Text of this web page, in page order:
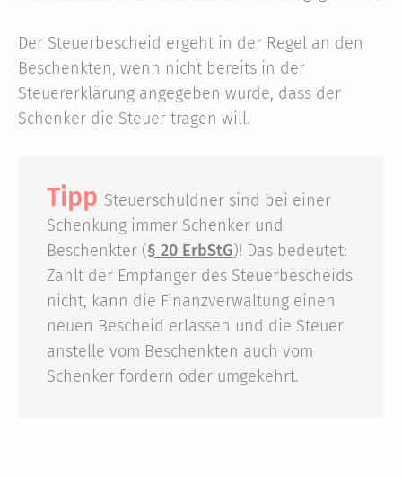
Der Steuerbescheid ergeht in der Regel an den
Beschenkten, wenn nicht bereits in der
Steuererklärung angegeben wurde, dass der
Schenker die Steuer tragen will.
Tipp Steuerschuldner sind bei einer
Schenkung immer Schenker und
Beschenkter (§ 20 ErbStG)! Das bedeutet:
Zahlt der Empfänger des Steuerbescheids
nicht, kann die Finanzverwaltung einen
neuen Bescheid erlassen und die Steuer
anstelle vom Beschenkten auch vom
Schenker fordern oder umgekehrt.